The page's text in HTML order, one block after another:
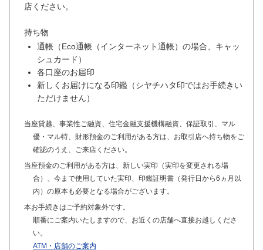
店ください。
持ち物
通帳（Eco通帳（インターネット通帳）の場合、キャッ
シュカード）
各口座のお届印
新しくお届けになる印鑑（シヤチハタ印ではお手続きい
ただけません）
当座貸越、事業性ご融資、住宅金融支援機構融資、保証取引、マル
優・マル特、財形預金のご利用がある方は、お取引店へ持ち物をご
確認のうえ、ご来店ください。
当座預金のご利用がある方は、新しい実印（実印を変更される場
合）、今まで使用していた実印、印鑑証明書（発行日から6ヵ月以
内）の原本も必要となる場合がございます。
本お手続きはご予約対象外です。
順番にご案内いたしますので、お近くの店舗へ直接お越しくださ
い。
ATM・店舗のご案内